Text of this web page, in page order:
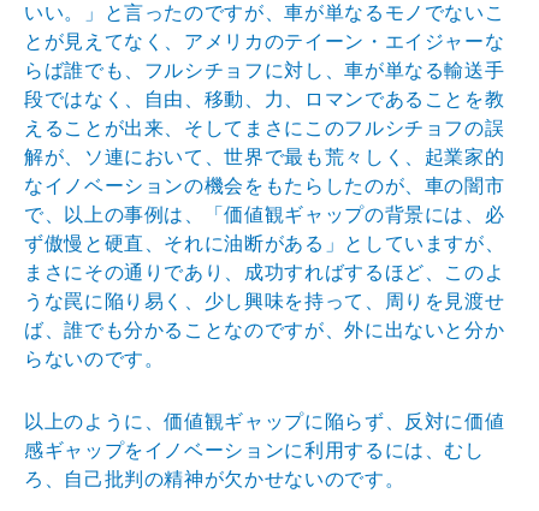
いい。」と言ったのですが、車が単なるモノでないこ
とが見えてなく、アメリカのテイーン・エイジャーな
らば誰でも、フルシチョフに対し、車が単なる輸送手
段ではなく、自由、移動、力、ロマンであることを教
えることが出来、そしてまさにこのフルシチョフの誤
解が、ソ連において、世界で最も荒々しく、起業家的
なイノベーションの機会をもたらしたのが、車の闇市
で、以上の事例は、「価値観ギャップの背景には、必
ず傲慢と硬直、それに油断がある」としていますが、
まさにその通りであり、成功すればするほど、このよ
うな罠に陥り易く、少し興味を持って、周りを見渡せ
ば、誰でも分かることなのですが、外に出ないと分か
らないのです。
以上のように、価値観ギャップに陥らず、反対に価値
感ギャップをイノベーションに利用するには、むし
ろ、自己批判の精神が欠かせないのです。